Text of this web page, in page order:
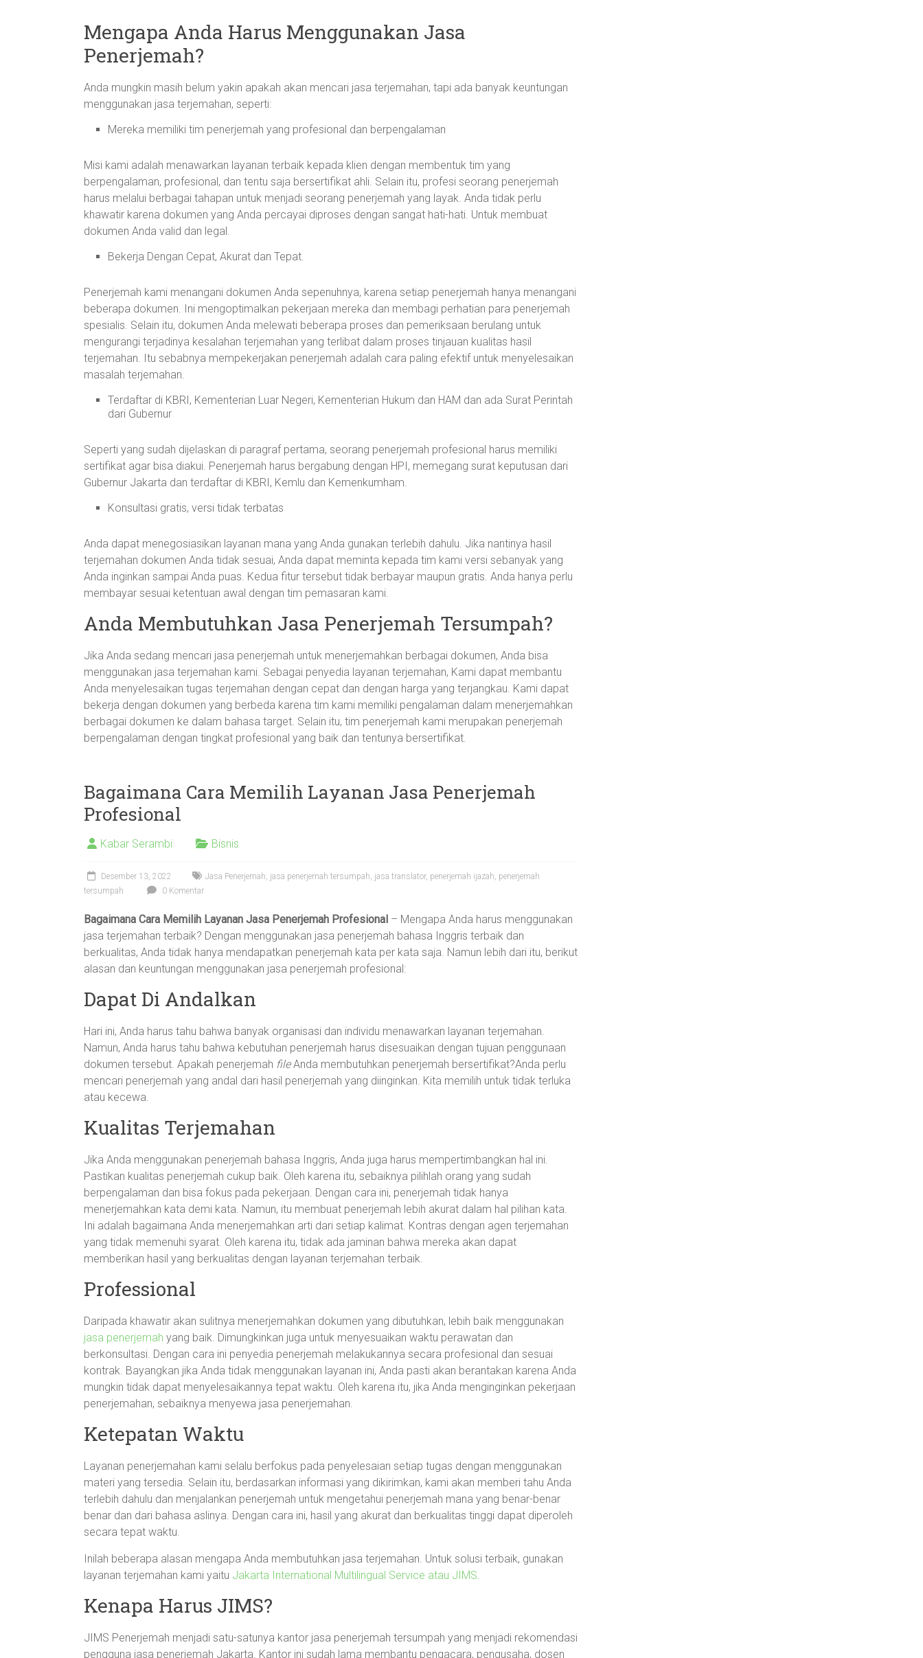
Mengapa Anda Harus Menggunakan Jasa
Penerjemah?
Anda mungkin masih belum yakin apakah akan mencari jasa terjemahan, tapi ada banyak keuntungan
menggunakan jasa terjemahan, seperti:
Mereka memiliki tim penerjemah yang profesional dan berpengalaman
Misi kami adalah menawarkan layanan terbaik kepada klien dengan membentuk tim yang
berpengalaman, profesional, dan tentu saja bersertifikat ahli. Selain itu, profesi seorang penerjemah
harus melalui berbagai tahapan untuk menjadi seorang penerjemah yang layak. Anda tidak perlu
khawatir karena dokumen yang Anda percayai diproses dengan sangat hati-hati. Untuk membuat
dokumen Anda valid dan legal.
Bekerja Dengan Cepat, Akurat dan Tepat.
Penerjemah kami menangani dokumen Anda sepenuhnya, karena setiap penerjemah hanya menangani
beberapa dokumen. Ini mengoptimalkan pekerjaan mereka dan membagi perhatian para penerjemah
spesialis. Selain itu, dokumen Anda melewati beberapa proses dan pemeriksaan berulang untuk
mengurangi terjadinya kesalahan terjemahan yang terlibat dalam proses tinjauan kualitas hasil
terjemahan. Itu sebabnya mempekerjakan penerjemah adalah cara paling efektif untuk menyelesaikan
masalah terjemahan.
Terdaftar di KBRI, Kementerian Luar Negeri, Kementerian Hukum dan HAM dan ada Surat Perintah
dari Gubernur
Seperti yang sudah dijelaskan di paragraf pertama, seorang penerjemah profesional harus memiliki
sertifikat agar bisa diakui. Penerjemah harus bergabung dengan HPI, memegang surat keputusan dari
Gubernur Jakarta dan terdaftar di KBRI, Kemlu dan Kemenkumham.
Konsultasi gratis, versi tidak terbatas
Anda dapat menegosiasikan layanan mana yang Anda gunakan terlebih dahulu. Jika nantinya hasil
terjemahan dokumen Anda tidak sesuai, Anda dapat meminta kepada tim kami versi sebanyak yang
Anda inginkan sampai Anda puas. Kedua fitur tersebut tidak berbayar maupun gratis. Anda hanya perlu
membayar sesuai ketentuan awal dengan tim pemasaran kami.
Anda Membutuhkan Jasa Penerjemah Tersumpah?
Jika Anda sedang mencari jasa penerjemah untuk menerjemahkan berbagai dokumen, Anda bisa
menggunakan jasa terjemahan kami. Sebagai penyedia layanan terjemahan, Kami dapat membantu
Anda menyelesaikan tugas terjemahan dengan cepat dan dengan harga yang terjangkau. Kami dapat
bekerja dengan dokumen yang berbeda karena tim kami memiliki pengalaman dalam menerjemahkan
berbagai dokumen ke dalam bahasa target. Selain itu, tim penerjemah kami merupakan penerjemah
berpengalaman dengan tingkat profesional yang baik dan tentunya bersertifikat.
Bagaimana Cara Memilih Layanan Jasa Penerjemah
Profesional
Kabar Serambi Bisnis
Desember 13, 2022 Jasa Penerjemah, jasa penerjemah tersumpah, jasa translator, penerjemah ijazah, penerjemah
tersumpah
0 Komentar
Bagaimana Cara Memilih Layanan Jasa Penerjemah Profesional – Mengapa Anda harus menggunakan
jasa terjemahan terbaik? Dengan menggunakan jasa penerjemah bahasa Inggris terbaik dan
berkualitas, Anda tidak hanya mendapatkan penerjemah kata per kata saja. Namun lebih dari itu, berikut
alasan dan keuntungan menggunakan jasa penerjemah profesional:
Dapat Di Andalkan
Hari ini, Anda harus tahu bahwa banyak organisasi dan individu menawarkan layanan terjemahan.
Namun, Anda harus tahu bahwa kebutuhan penerjemah harus disesuaikan dengan tujuan penggunaan
dokumen tersebut. Apakah penerjemah fileAnda membutuhkan penerjemah bersertifikat?Anda perlu
mencari penerjemah yang andal dari hasil penerjemah yang diinginkan. Kita memilih untuk tidak terluka
atau kecewa.
Kualitas Terjemahan
Jika Anda menggunakan penerjemah bahasa Inggris, Anda juga harus mempertimbangkan hal ini.
Pastikan kualitas penerjemah cukup baik. Oleh karena itu, sebaiknya pilihlah orang yang sudah
berpengalaman dan bisa fokus pada pekerjaan. Dengan cara ini, penerjemah tidak hanya
menerjemahkan kata demi kata. Namun, itu membuat penerjemah lebih akurat dalam hal pilihan kata.
Ini adalah bagaimana Anda menerjemahkan arti dari setiap kalimat. Kontras dengan agen terjemahan
yang tidak memenuhi syarat. Oleh karena itu, tidak ada jaminan bahwa mereka akan dapat
memberikan hasil yang berkualitas dengan layanan terjemahan terbaik.
Professional
Daripada khawatir akan sulitnya menerjemahkan dokumen yang dibutuhkan, lebih baik menggunakan
jasa penerjemah yang baik. Dimungkinkan juga untuk menyesuaikan waktu perawatan dan
berkonsultasi. Dengan cara ini penyedia penerjemah melakukannya secara profesional dan sesuai
kontrak. Bayangkan jika Anda tidak menggunakan layanan ini, Anda pasti akan berantakan karena Anda
mungkin tidak dapat menyelesaikannya tepat waktu. Oleh karena itu, jika Anda menginginkan pekerjaan
penerjemahan, sebaiknya menyewa jasa penerjemahan.
Ketepatan Waktu
Layanan penerjemahan kami selalu berfokus pada penyelesaian setiap tugas dengan menggunakan
materi yang tersedia. Selain itu, berdasarkan informasi yang dikirimkan, kami akan memberi tahu Anda
terlebih dahulu dan menjalankan penerjemah untuk mengetahui penerjemah mana yang benar-benar
benar dan dari bahasa aslinya. Dengan cara ini, hasil yang akurat dan berkualitas tinggi dapat diperoleh
secara tepat waktu.
Inilah beberapa alasan mengapa Anda membutuhkan jasa terjemahan. Untuk solusi terbaik, gunakan
layanan terjemahan kami yaitu Jakarta International Multilingual Service atau JIMS.
Kenapa Harus JIMS?
JIMS Penerjemah menjadi satu-satunya kantor jasa penerjemah tersumpah yang menjadi rekomendasi
pengguna jasa penerjemah Jakarta. Kantor ini sudah lama membantu pengacara, pengusaha, dosen